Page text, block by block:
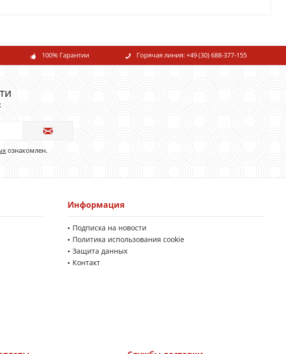
100% Гарантии Горячая линия:+49 (30) 688-377-155
ознакомлен.
Информация
Подписка на новости
Политика использования cookie
Защита данных
Контакт